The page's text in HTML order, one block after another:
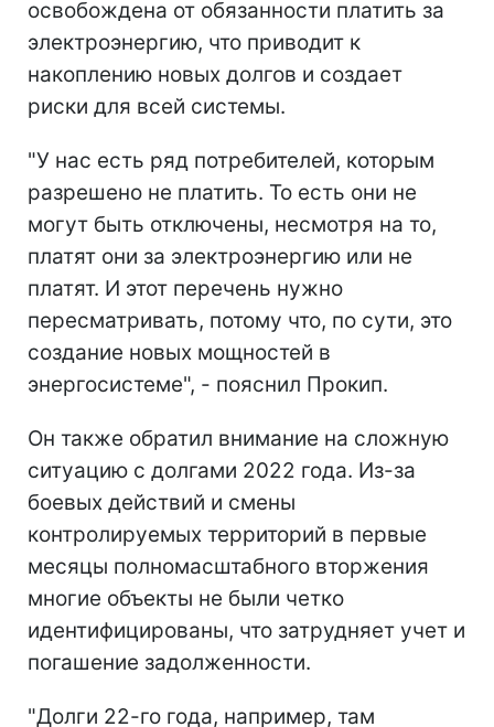
освобождена от обязанности платить за
электроэнергию, что приводит к
накоплению новых долгов и создает
риски для всей системы.
"У нас есть ряд потребителей, которым
разрешено не платить. То есть они не
могут быть отключены, несмотря на то,
платят они за электроэнергию или не
платят. И этот перечень нужно
пересматривать, потому что, по сути, это
создание новых мощностей в
энергосистеме", - пояснил Прокип.
Он также обратил внимание на сложную
ситуацию с долгами 2022 года. Из-за
боевых действий и смены
контролируемых территорий в первые
месяцы полномасштабного вторжения
многие объекты не были четко
идентифицированы, что затрудняет учет и
погашение задолженности.
"Долги 22-го года, например, там